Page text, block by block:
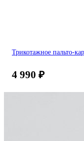
Трикотажное пальто-
4 990 ₽